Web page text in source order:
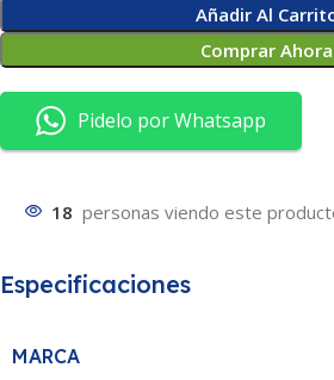
Añadir Al
Comprar Ahora
Pidelo por Whatsapp
18 personas viendo este
Especificaciones
MARCA